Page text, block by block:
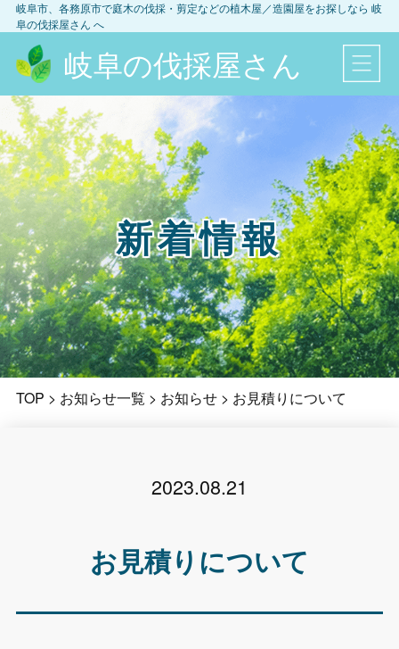
岐阜市、各務原市で庭木の伐採・剪定などの植木屋／造園屋をお探しなら 岐
阜の伐採屋さん へ
岐阜の伐採屋さん
新着情報
TOP > お知らせ一覧 > お知らせ> お見積りについて
2023.08.21
お見積りについて